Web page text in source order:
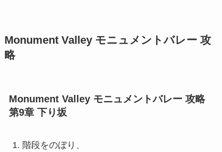
Monument Valley モニュメントバレー 攻
略
Monument Valley モニュメントバレー 攻略
第9章 下り坂
階段をのぼり、